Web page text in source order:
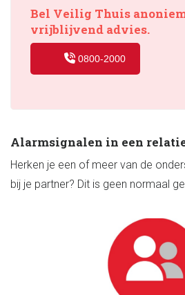
Bel Veilig Thuis
vrijblijvend advies.
0800-2000
Alarmsignalen in een
Herken je een of meer van de
bij je partner? Dit is geen normaal
Negeren